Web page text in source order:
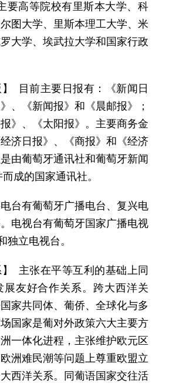
要高等院校有里斯本大学、科
图大学、里斯本理工大学、米
大学、埃武拉大学和国家行政
】 目前主要日报有：《新闻日
、《新闻报》和《晨邮报》；
》、《太阳报》。主要商务金
济日报》、《商报》和《经济
由葡萄牙通讯社和葡萄牙新闻
成的国家通讯社。
台有葡萄牙广播电台、复兴电
电视台有葡萄牙国家广播电视
独立电视台。
】 主张在平等互利的基础上同
展友好合作关系。跨大西洋关
家共同体、葡侨、全球化与多
国家是葡对外政策六大主要方
一体化进程，主张维护欧元区
洲难民潮等问题上尊重欧盟立
西洋关系。同葡语国家交往活